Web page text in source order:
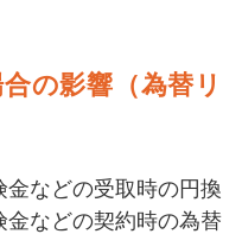
の影響（為替リ
などの受取時の円換
などの契約時の為替